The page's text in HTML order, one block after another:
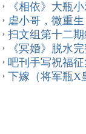
《相依》大瓶
虐小哥，微重
扫文组第十二
《冥婚》脱水
吧刊手写祝福
下嫁（将军瓶X